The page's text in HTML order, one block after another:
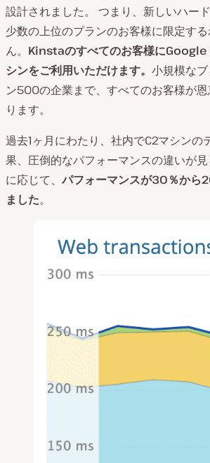
設計されました。 つまり、新しいハー
少数の上位のプランのお客様に限定す
ん。 Kinstaのすべてのお客様に
シンをご利用いただけます。 小規模な
ン500の企業まで、すべてのお客様が
ります。
過去1ヶ月にわたり、社内でC2マシンの
果、圧倒的なパフォーマンスの違いが
に応じて、 パフォーマンスが30％から
ました。